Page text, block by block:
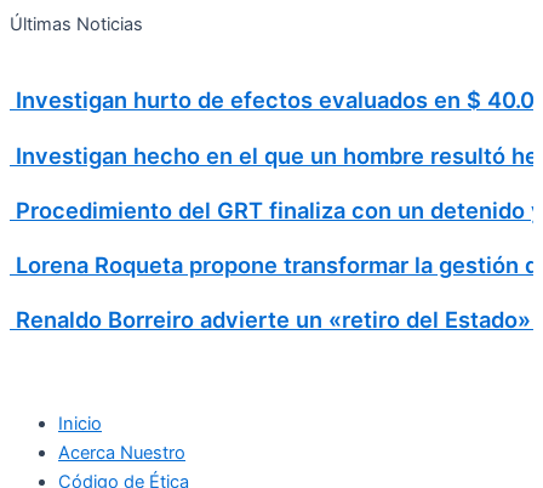
Ir
Últimas Noticias
Investigan hurto de efectos evaluados en $
Investigan hecho en el que un hombre resultó
Procedimiento del GRT finaliza con un detenido
Lorena Roqueta propone transformar la gestión
Renaldo Borreiro advierte un «retiro del
Inicio
Acerca Nuestro
Código de Ética
Search